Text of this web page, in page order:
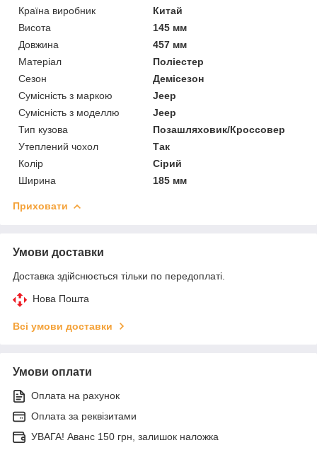
Країна виробник
Китай
Висота
145 мм
Довжина
457 мм
Матеріал
Поліестер
Сезон
Демісезон
Сумісність з маркою
Jeep
Сумісність з моделлю
Jeep
Тип кузова
Позашляховик/Кроссовер
Утеплений чохол
Так
Колір
Сірий
Ширина
185 мм
Приховати
Умови доставки
Доставка здійснюється тільки по передоплаті.
Нова Пошта
Всі умови доставки
Умови оплати
Оплата на рахунок
Оплата за реквізитами
УВАГА! Аванс 150 грн, залишок наложка